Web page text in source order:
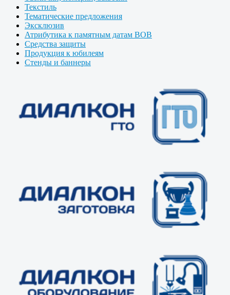
Текстиль
Тематические предложения
Эксклюзив
Атрибутика к памятным датам ВОВ
Средства защиты
Продукция к юбилеям
Стенды и баннеры